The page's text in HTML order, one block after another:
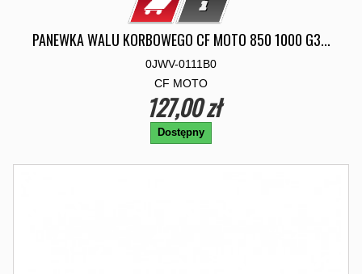
PANEWKA WALU KORBOWEGO CF MOTO 850 1000 G3...
0JWV-0111B0
CF MOTO
127,00 zł
Dostępny